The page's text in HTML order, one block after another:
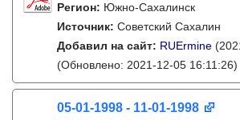
Регион: Южно-Сахалинск
Источник: Советский Сахалин
Добавил на сайт: RUErmine
(Обновлено: 2021-12-05 16:11:26)
05-01-1998 - 11-01-1998